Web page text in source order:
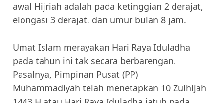
awal Hijriah adalah pada ketinggian 2 derajat,
elongasi 3 derajat, dan umur bulan 8 jam.
Umat Islam merayakan Hari Raya Iduladha
pada tahun ini tak secara berbarengan.
Pasalnya, Pimpinan Pusat (PP)
Muhammadiyah telah menetapkan 10 Zulhijah